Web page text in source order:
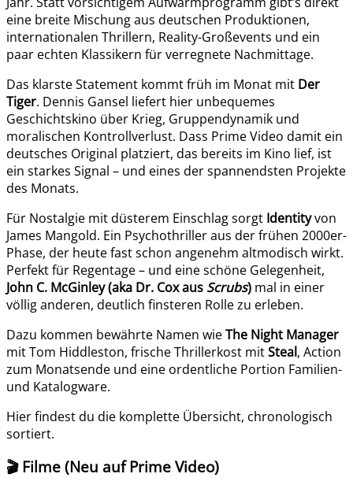
eine breite Mischung aus deutschen Produktionen,
internationalen Thrillern, Reality-Großevents und ein
paar echten Klassikern für verregnete Nachmittage.
Das klarste Statement kommt früh im Monat mit Der
Tiger. Dennis Gansel liefert hier unbequemes
Geschichtskino über Krieg, Gruppendynamik und
moralischen Kontrollverlust. Dass Prime Video damit ein
deutsches Original platziert, das bereits im Kino lief, ist
ein starkes Signal – und eines der spannendsten Projekte
des Monats.
Für Nostalgie mit düsterem Einschlag sorgt Identityvon
James Mangold. Ein Psychothriller aus der frühen 2000er-
Phase, der heute fast schon angenehm altmodisch wirkt.
Perfekt für Regentage – und eine schöne Gelegenheit,
John C. McGinley (aka Dr. Cox aus Scrubs) mal in einer
völlig anderen, deutlich finsteren Rolle zu erleben.
Dazu kommen bewährte Namen wieThe Night Manager
mit Tom Hiddleston, frische Thrillerkost mitSteal, Action
zum Monatsende und eine ordentliche Portion Familien-
und Katalogware.
Hier findest du die komplette Übersicht, chronologisch
sortiert.
🎬 Filme (Neu auf Prime Video)